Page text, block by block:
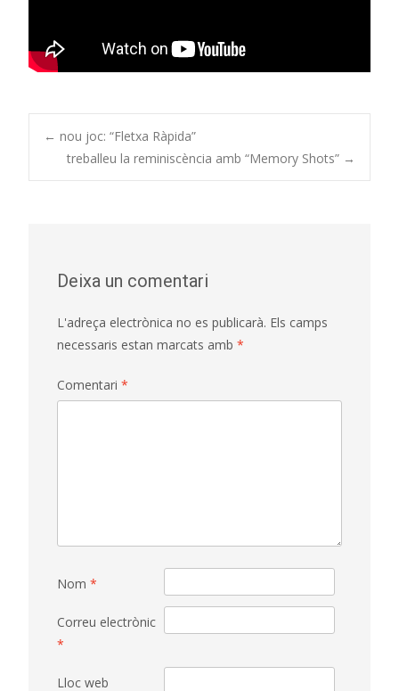
Post
← nou joc: “Fletxa Ràpida”
treballeu la reminiscència amb “Memory Shots” →
Deixa un comentari
L'adreça electrònica no es publicarà. Els camps
necessaris estan marcats amb *
Comentari *
Nom *
Correu electrònic
*
Lloc web